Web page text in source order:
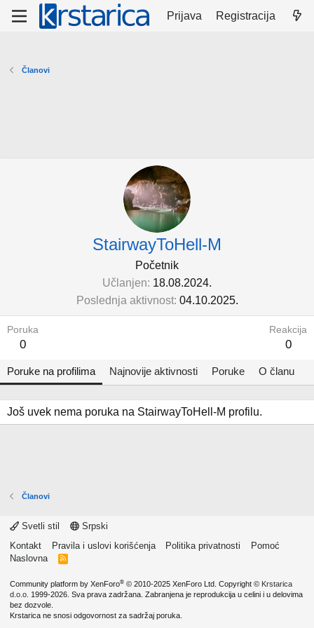
Prijava Registracija
Članovi
StairwayToHell-M
Početnik
Učlanjen 18.08.2024.
Poslednja aktivnost 04.10.2025.
Poruka
0
Reakcija
0
Poruke na profilima Najnovije aktivnosti Poruke O članu
Još uvek nema poruka na StairwayToHell-M profilu.
Članovi
Svetli stil
Srpski
Kontakt
Pravila i uslovi korišćenja Politika privatnosti
Pomoć
Naslovna
R
Community platform by XenForo® © 2010-2025 XenForo Ltd. Copyright © Krstarica
d.o.o. 1999-2026. Sva prava zadržana. Zabranjena je reprodukcija u celini i u delovima
bez dozvole.
Krstarica ne snosi odgovornost za sadržaj poruka.